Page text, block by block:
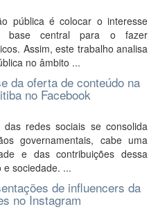
pública é colocar o interesse
base central para o fazer
Assim, este trabalho analisa
no âmbito ...
da oferta de conteúdo na
no Facebook
redes sociais se consolida
governamentais, cabe uma
e das contribuições dessa
sociedade. ...
de influencers da
no Instagram